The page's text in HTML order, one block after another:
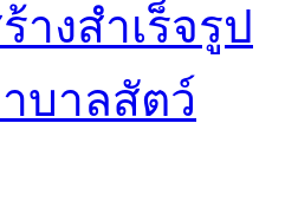
างสำเร็จรูป
บาลสัตว์